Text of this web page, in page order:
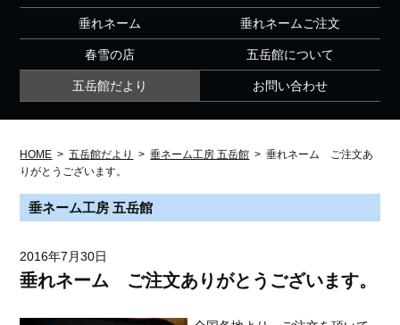
垂れネーム 垂れネームご注文
春雪の店 五岳館について
五岳館だより お問い合わせ
HOME >五岳館だより >垂ネーム工房 五岳館 >垂れネーム ご注文あ
りがとうございます。
垂ネーム工房 五岳館
2016年7月30日
垂れネーム ご注文ありがとうございます。